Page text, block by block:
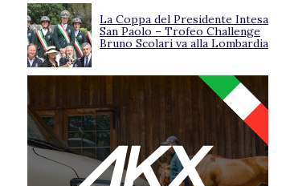
La Coppa del Presidente Intesa
San Paolo – Trofeo Challenge
Bruno Scolari va alla Lombardia